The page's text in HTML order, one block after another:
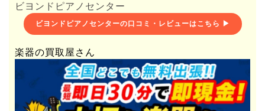
ビヨンドピアノセンター
ビヨンドピアノセンターの口コミ・レビューはこちら ▶
楽器の買取屋さん